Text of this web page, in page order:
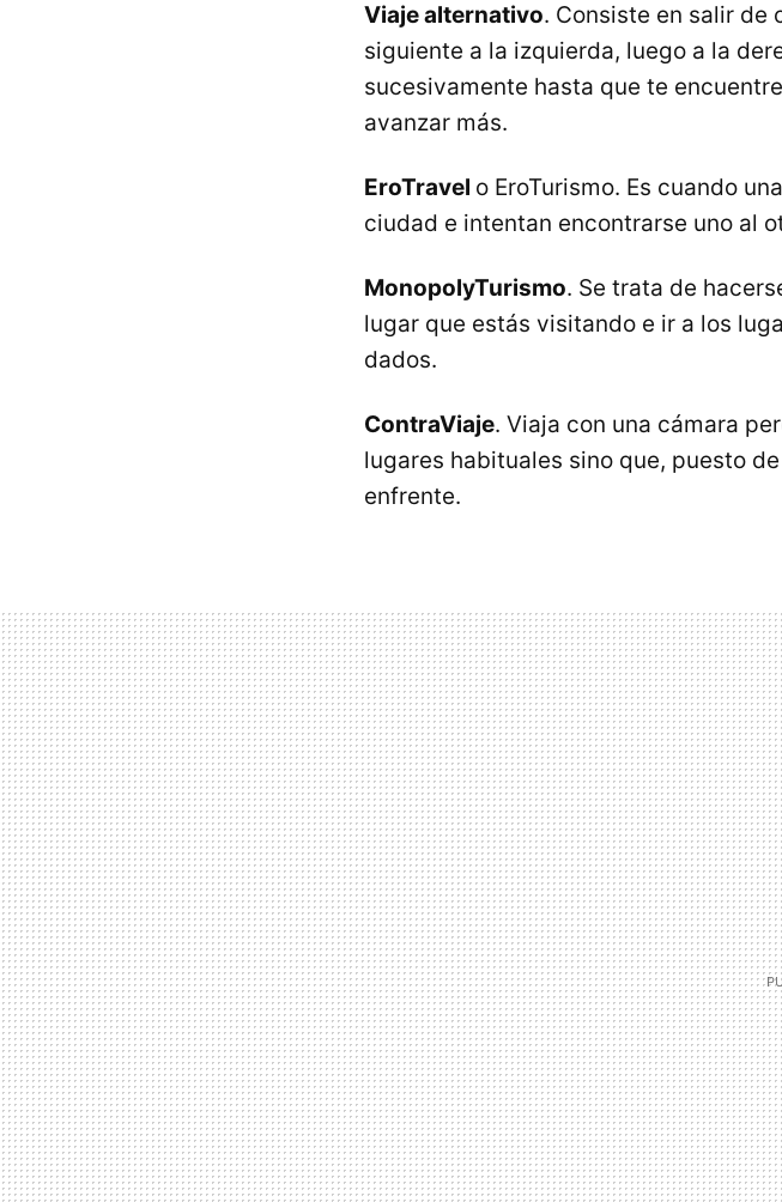
Viaje alternativo. Consiste en salir de
siguiente a la izquierda, luego a la
sucesivamente hasta que te
avanzar más.
EroTravel o EroTurismo. Es cuando
ciudad e intentan encontrarse uno al
MonopolyTurismo. Se trata de
lugar que estás visitando e ir a los
dados.
ContraViaje. Viaja con una cámara
lugares habituales sino que, puesto
enfrente.